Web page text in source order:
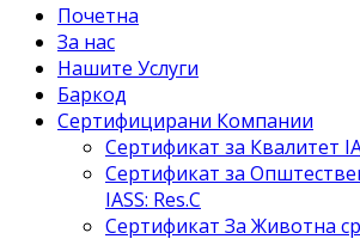
Почетна
За нас
Нашите Услуги
Баркод
Сертифицирани Компании
Сертификат за Квалитет
Сертификат за
IASS: Res.C
Сертификат За Животна